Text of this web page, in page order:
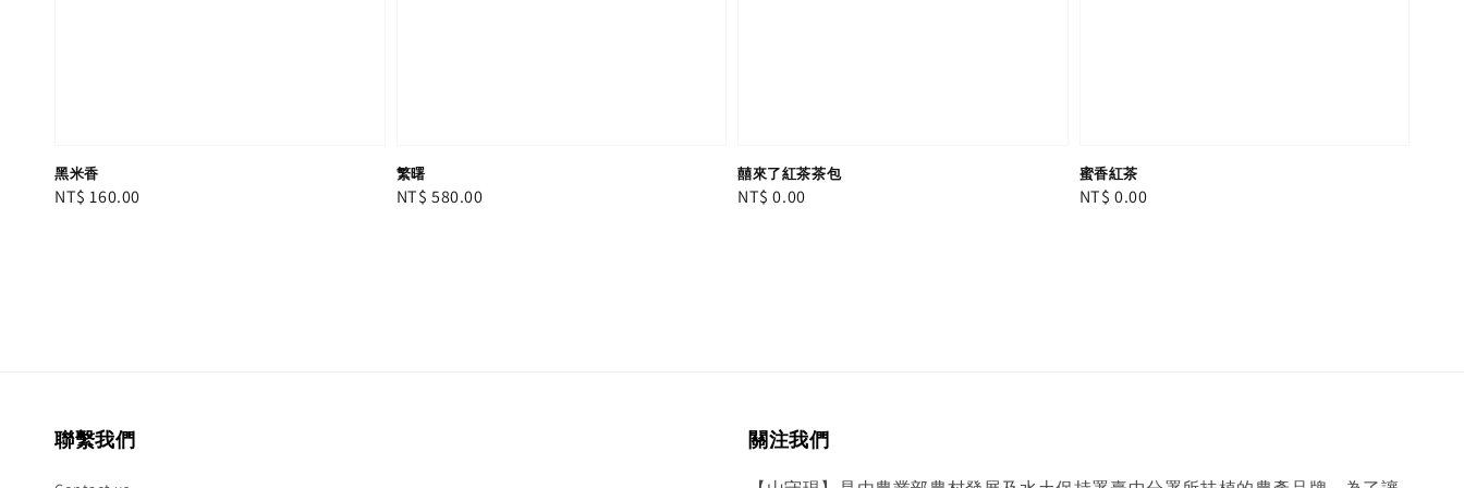
黑米香
Regular
NT$ 160.00
繁曙
Regular
NT$ 580.00
囍來了紅茶茶包
Regular
NT$ 0.00
蜜香紅茶
Regular
NT$ 0.00
聯繫我們 關注我們